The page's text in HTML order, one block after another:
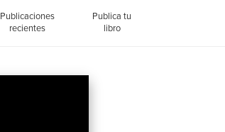
Publicaciones
recientes
Publica tu
libro